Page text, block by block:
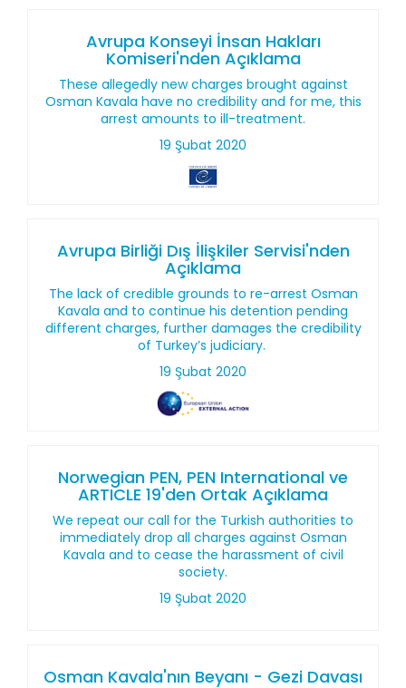
Avrupa Konseyi İnsan Hakları
Komiseri'nden Açıklama
These allegedly new charges brought against
Osman Kavala have no credibility and for me, this
arrest amounts to ill-treatment.
19 Şubat 2020
Avrupa Birliği Dış İlişkiler Servisi'nden
Açıklama
The lack of credible grounds to re-arrest Osman
Kavala and to continue his detention pending
different charges, further damages the credibility
of Turkey’s judiciary.
19 Şubat 2020
Norwegian PEN, PEN International ve
ARTICLE 19'den Ortak Açıklama
We repeat our call for the Turkish authorities to
immediately drop all charges against Osman
Kavala and to cease the harassment of civil
society.
19 Şubat 2020
Osman Kavala'nın Beyanı - Gezi Davası